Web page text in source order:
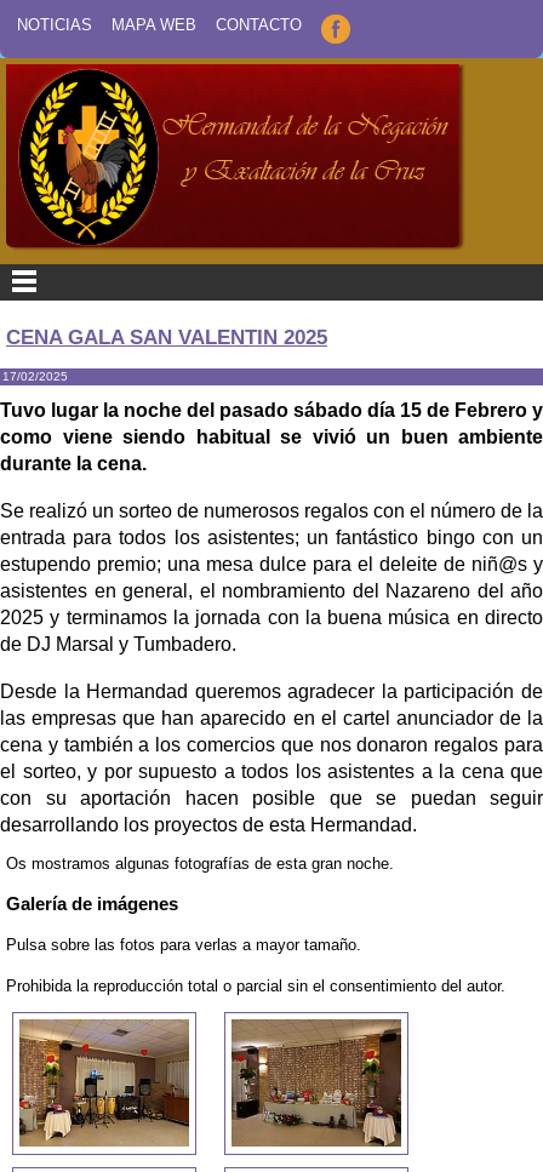
NOTICIAS MAPA WEB CONTACTO
CENA GALA SAN VALENTIN 2025
17/02/2025
Tuvo lugar la noche del pasado sábado día 15 de Febrero y
como viene siendo habitual se vivió un buen ambiente
durante la cena.
Se realizó un sorteo de numerosos regalos con el número de la
entrada para todos los asistentes; un fantástico bingo con un
estupendo premio; una mesa dulce para el deleite de niñ@s y
asistentes en general, el nombramiento del Nazareno del año
2025 y terminamos la jornada con la buena música en directo
de DJ Marsal y Tumbadero.
Desde la Hermandad queremos agradecer la participación de
las empresas que han aparecido en el cartel anunciador de la
cena y también a los comercios que nos donaron regalos para
el sorteo, y por supuesto a todos los asistentes a la cena que
con su aportación hacen posible que se puedan seguir
desarrollando los proyectos de esta Hermandad.
Os mostramos algunas fotografías de esta gran noche.
Galería de imágenes
Pulsa sobre las fotos para verlas a mayor tamaño.
Prohibida la reproducción total o parcial sin el consentimiento del autor.